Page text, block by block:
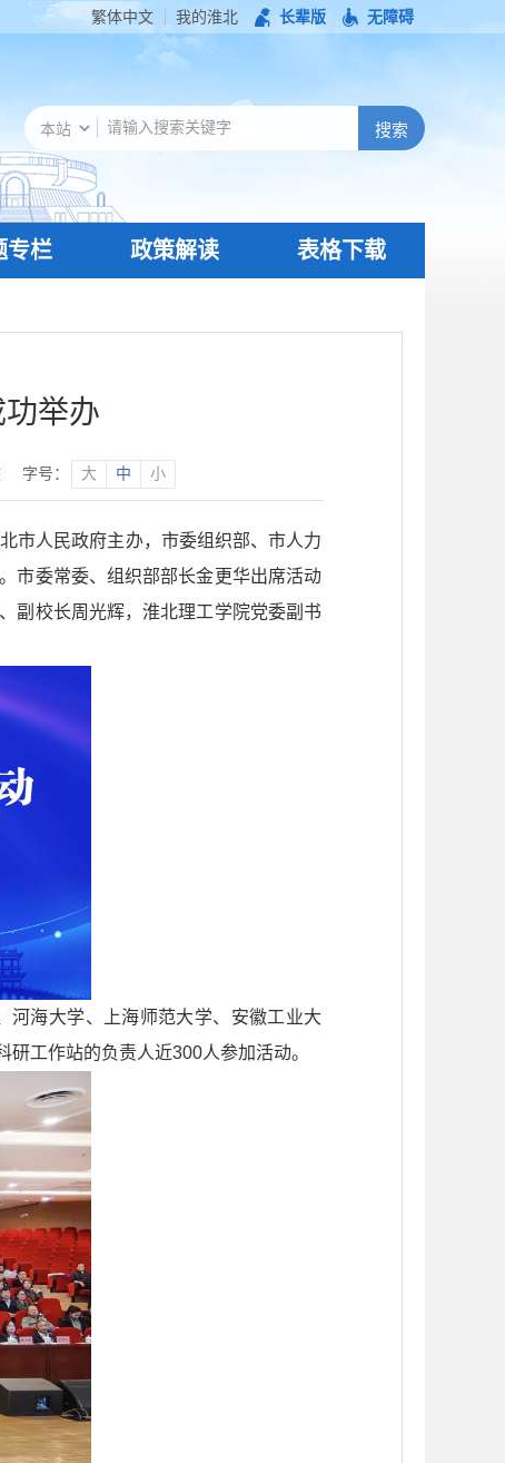
繁体中文 我的淮北 长辈版 无障碍
专栏 政策解读 表格下载
功举办
字号： 大 中 小
市人民政府主办，市委组织部、市人力
市委常委、组织部部长金更华出席活动
副校长周光辉，淮北理工学院党委副书
河海大学、上海师范大学、安徽工业大
工作站的负责人近300人参加活动。